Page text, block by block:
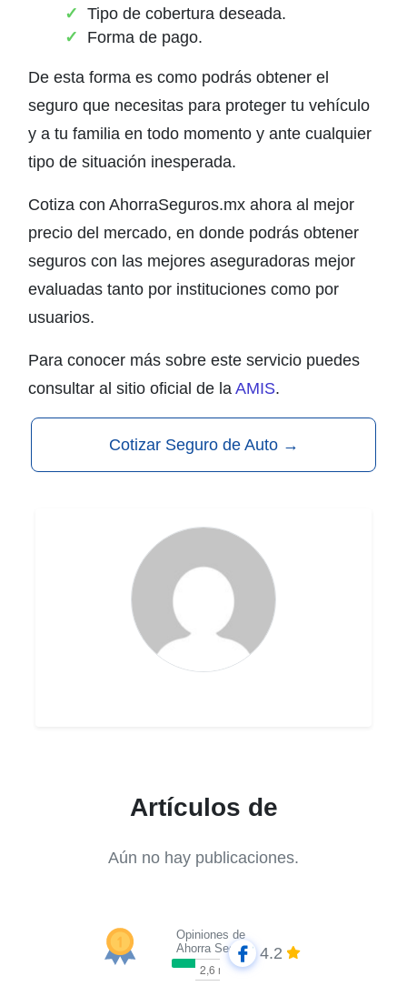
Tipo de cobertura deseada.
Forma de pago.
De esta forma es como podrás obtener el
seguro que necesitas para proteger tu vehículo
y a tu familia en todo momento y ante cualquier
tipo de situación inesperada.
Cotiza con AhorraSeguros.mx ahora al mejor
precio del mercado, en donde podrás obtener
seguros con las mejores aseguradoras mejor
evaluadas tanto por instituciones como por
usuarios.
Para conocer más sobre este servicio puedes
consultar al sitio oficial de la AMIS.
Cotizar Seguro de Auto →
Artículos de
Aún no hay publicaciones.
Opiniones de
Ahorra Seguros 4.2